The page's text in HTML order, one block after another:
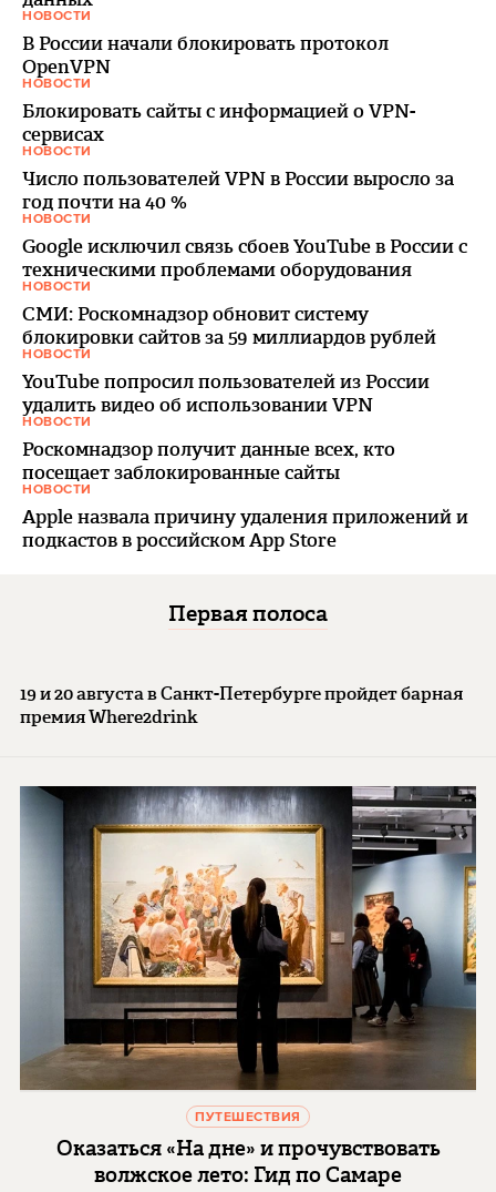
НОВОСТИ
В России начали блокировать протокол
OpenVPN
НОВОСТИ
Блокировать сайты с информацией о VPN-
сервисах
НОВОСТИ
Число пользователей VPN в России выросло за
год почти на 40 %
НОВОСТИ
Google исключил связь сбоев YouTube в России с
техническими проблемами оборудования
НОВОСТИ
СМИ: Роскомнадзор обновит систему
блокировки сайтов за 59 миллиардов рублей
НОВОСТИ
YouTube попросил пользователей из России
удалить видео об использовании VPN
НОВОСТИ
Роскомнадзор получит данные всех, кто
посещает заблокированные сайты
НОВОСТИ
Apple назвала причину удаления приложений и
подкастов в российском App Store
Первая полоса
19 и 20 августа в Санкт-Петербурге пройдет барная
премия Where2drink
ПУТЕШЕСТВИЯ
Оказаться «На дне» и прочувствовать
волжское лето: Гид по Самаре